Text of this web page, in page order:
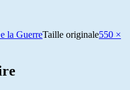
la GuerreTaille originale550 ×